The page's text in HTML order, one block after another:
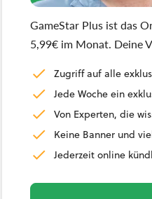
GameStar Plus ist das
5,99€ im Monat. Deine
Zugriff auf alle
Jede Woche ein
Von Experten, die
Keine Banner und
Jederzeit online